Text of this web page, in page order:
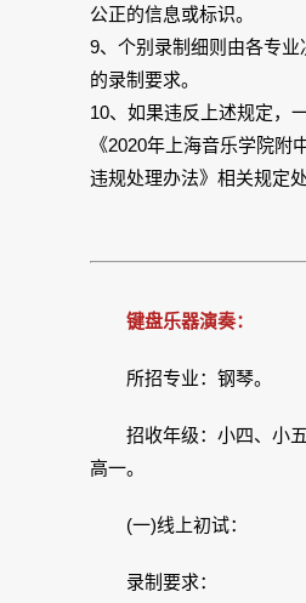
公正的信息或标识。
9、个别录制细则由各专业
的录制要求。
10、如果违反上述规定，
《2020年上海音乐学院附
违规处理办法》相关规定处
键盘乐器演奏：
所招专业：钢琴。
招收年级：小四、小五
高一。
(一)线上初试：
录制要求：